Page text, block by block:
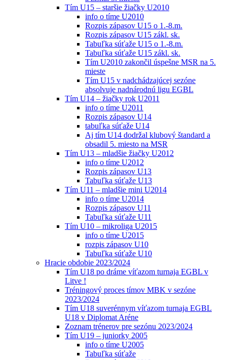
Tím U15 – staršie žiačky U2010
info o tíme U2010
Rozpis zápasov U15 o 1.-8.m.
Rozpis zápasov U15 zákl. sk.
Tabuľka súťaže U15 o 1.-8.m.
Tabuľka súťaže U15 zákl. sk.
Tím U2010 zakončil úspešne MSR na 5.
mieste
Tím U15 v nadchádzajúcej sezóne
absolvuje nadnárodnú ligu EGBL
Tím U14 – žiačky rok U2011
info o tíme U2011
Rozpis zápasov U14
tabuľka súťaže U14
Aj tím U14 dodržal klubový štandard a
obsadil 5. miesto na MSR
Tím U13 – mladšie žiačky U2012
info o tíme U2012
Rozpis zápasov U13
Tabuľka súťaže U13
Tím U11 – mladšie mini U2014
info o tíme U2014
Rozpis zápasov U11
Tabuľka súťaže U11
Tím U10 – mikroliga U2015
info o tíme U2015
rozpis zápasov U10
Tabuľka súťaže U10
Hracie obdobie 2023/2024
Tím U18 po dráme víťazom turnaja EGBL v
Litve !
Tréningový proces tímov MBK v sezóne
2023/2024
Tím U18 suverénnym víťazom turnaja EGBL
U18 v Diplomat Aréne
Zoznam trénerov pre sezónu 2023/2024
Tím U19 – juniorky 2005
info o tíme U2005
Tabuľka súťaže